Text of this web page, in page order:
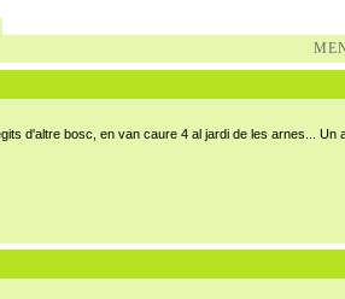
d'altre bosc, en van caure 4 al jardi de les arnes... Un